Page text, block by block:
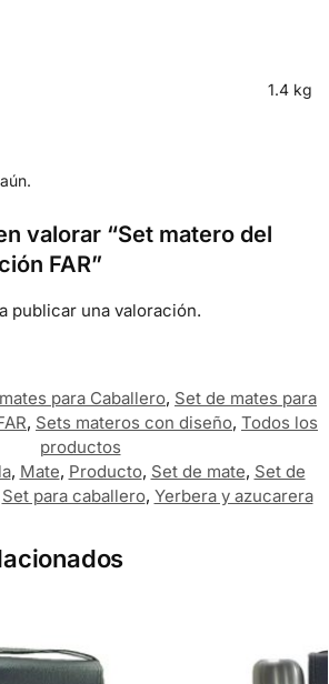
1.4 kg
valorar “Set matero del
FAR”
publicar una valoración.
para Caballero, Set de mates para
, Sets materos con diseño, Todos los
productos
, Mate, Producto, Set de mate, Set de
Set para caballero, Yerbera y azucarera